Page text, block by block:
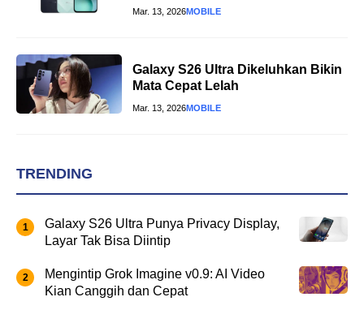
Mar. 13, 2026MOBILE
Galaxy S26 Ultra Dikeluhkan Bikin
Mata Cepat Lelah
Mar. 13, 2026MOBILE
TRENDING
Galaxy S26 Ultra Punya Privacy Display,
Layar Tak Bisa Diintip
Mengintip Grok Imagine v0.9: AI Video
Kian Canggih dan Cepat